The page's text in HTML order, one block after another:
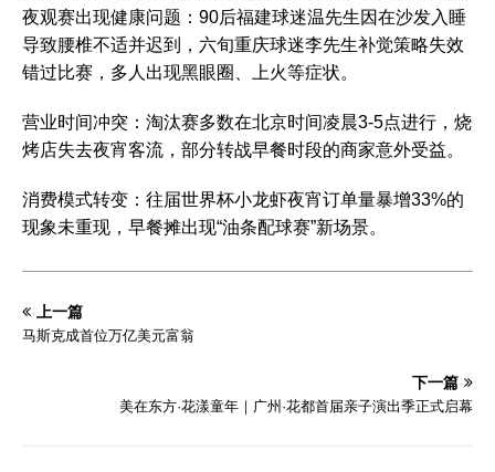
夜观赛出现健康问题：90后福建球迷温先生因在沙发入睡
导致腰椎不适并迟到，六旬重庆球迷李先生补觉策略失效
错过比赛，多人出现黑眼圈、上火等症状。‌‌
‌营业时间冲突‌：淘汰赛多数在北京时间凌晨3-5点进行，烧
烤店失去夜宵客流，部分转战早餐时段的商家意外受益。‌‌
‌消费模式转变‌：往届世界杯小龙虾夜宵订单量暴增33%的
现象未重现，早餐摊出现“油条配球赛”新场景。‌‌
上一篇
马斯克成首位万亿美元富翁
下一篇
美在东方·花漾童年｜广州·花都首届亲子演出季正式启幕